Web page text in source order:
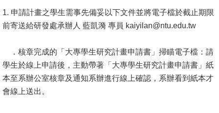
Home
SiteMap
Contact
US
1. 申請計畫之學生需事先備妥以下文件並將電子檔於截止期限
前寄送給研發處承辦人 藍凱漪 專員 kaiyilan@ntu.edu.tw
．核章完成的「大專學生研究計畫申請書」掃瞄電子檔：請
學生於線上申請後，主動帶著「大專學生研究計畫申請書」紙
本至系辦公室核章及通知系辦進行線上確認，系辦看到紙本才
會線上送出。